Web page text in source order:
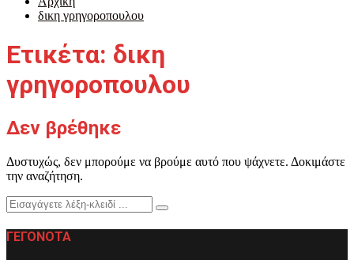
δικη γρηγοροπουλου
Ετικέτα: δικη
γρηγοροπουλου
Δεν βρέθηκε
Δυστυχώς, δεν μπορούμε να βρούμε αυτό που ψάχνετε. Δοκιμάστε
την αναζήτηση.
Search
for:
Search
ΓΕΓΟΝΟΤΑ